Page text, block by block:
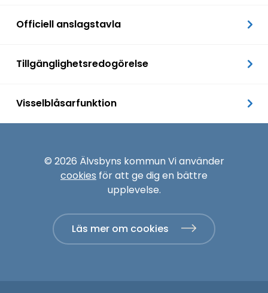
Officiell anslagstavla
Tillgänglighetsredogörelse
Visselblåsarfunktion
© 2026 Älvsbyns kommun Vi använder
cookies för att ge dig en bättre
upplevelse.
Läs mer om cookies